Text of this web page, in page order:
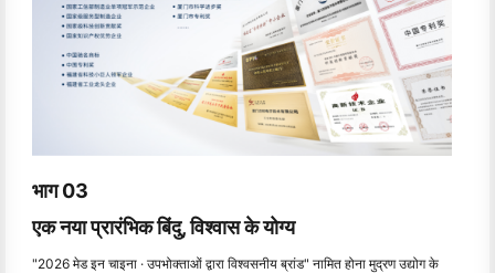
भाग 03
एक नया प्रारंभिक बिंदु, विश्वास के योग्य
"2026 मेड इन चाइना · उपभोक्ताओं द्वारा विश्वसनीय ब्रांड" नामित होना मुद्रण उद्योग के